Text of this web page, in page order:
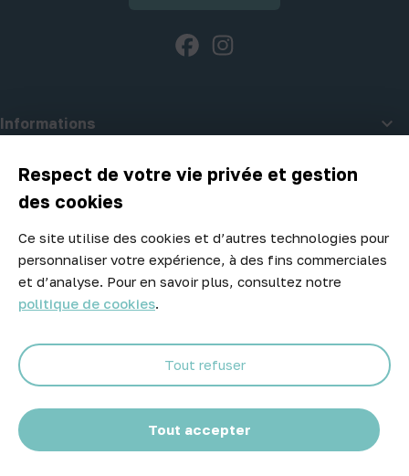
Respect de votre vie privée et gestion
des cookies
Ce site utilise des cookies et d’autres technologies pour
personnaliser votre expérience, à des fins commerciales
et d’analyse. Pour en savoir plus, consultez notre
politique de cookies.
Tout accepter
Tout refuser
Facebook
Informations 
A propos d'Atelier Piscine
Newsletter
Ne manquez aucune opportunité ! Restez informé de nos meilleurs
prix et nouveaux arrivages.
Abonnez-vous